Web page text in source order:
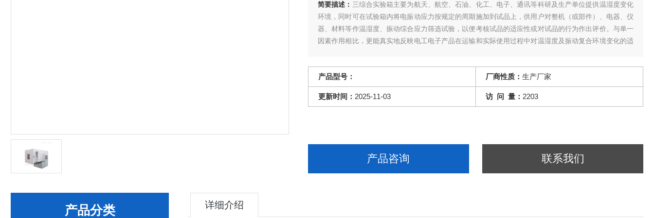
简要描述： 三综合实验箱主要为航天、航空、石油、化工、电子、通讯等科研及生产单位提供温湿度变化
环境，同时可在试验箱内将电振动应力按规定的周期施加到试品上，供用户对整机（或部件）、电器、仪
器、材料等作温湿度、振动综合应力筛选试验，以便考核试品的适应性或对试品的行为作出评价。与单一
因素作用相比，更能真实地反映电工电子产品在运输和实际使用过程中对温湿度及振动复合环境变化的适
产品型号： 厂商性质： 生产厂家
更新时间： 2025-11-03 访 问 量： 2203
产品咨询 联系我们
产品分类 详细介绍